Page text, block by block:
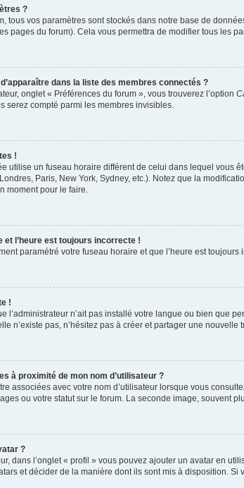
?
tous vos paramètres sont stockés dans notre base de
pages du forum). Cela vous permettra de modifier tous les
dans la liste des membres connectés ?
onglet « Préférences du forum », vous trouverez l’option
serez compté parmi les membres invisibles.
!
utilise un fuseau horaire différent de celui dans lequel vous
Paris, New York, Sydney, etc.). Notez que la
moment pour le faire.
et l’heure est toujours incorrecte !
paramétré votre fuseau horaire et que l’heure est
!
l’administrateur n’ait pas installé votre langue ou bien que
n’existe pas, n’hésitez pas à créer et partager une
à proximité de mon nom d’utilisateur ?
associées avec votre nom d’utilisateur lorsque vous
ou votre statut sur le forum. La seconde image, souvent
?
dans l’onglet « profil » vous pouvez ajouter un avatar en
et décider de la manière dont ils sont mis à disposition. Si